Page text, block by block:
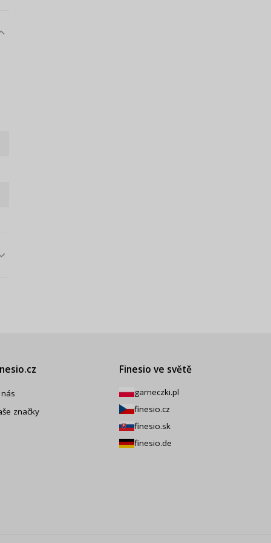
značky
Finesio ve světě
garneczki.pl
finesio.cz
finesio.sk
finesio.de